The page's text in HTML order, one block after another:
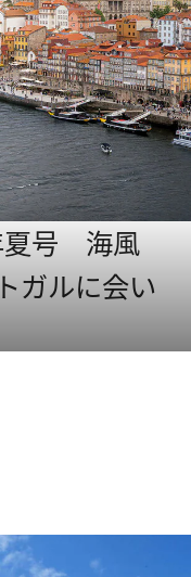
夏号 海風
ガルに会い